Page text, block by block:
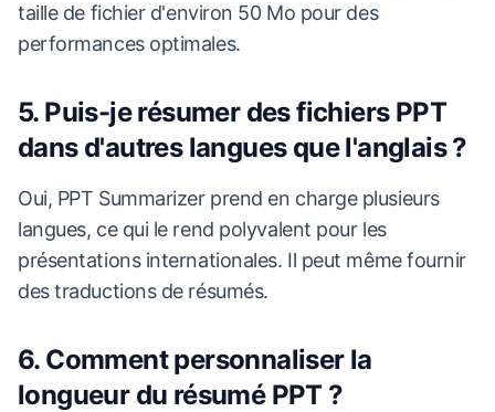
taille de fichier d'environ 50 Mo pour des
performances optimales.
5. Puis-je résumer des fichiers PPT
dans d'autres langues que l'anglais ?
Oui, PPT Summarizer prend en charge plusieurs
langues, ce qui le rend polyvalent pour les
présentations internationales. Il peut même fournir
des traductions de résumés.
6. Comment personnaliser la
longueur du résumé PPT ?